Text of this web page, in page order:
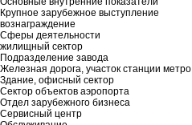
Крупное зарубежное выступление
вознаграждение
Сферы деятельности
жилищный сектор
Подразделение завода
Железная дорога, участок станции метро
Здание, офисный сектор
Сектор объектов аэропорта
Отдел зарубежного бизнеса
Сервисный центр